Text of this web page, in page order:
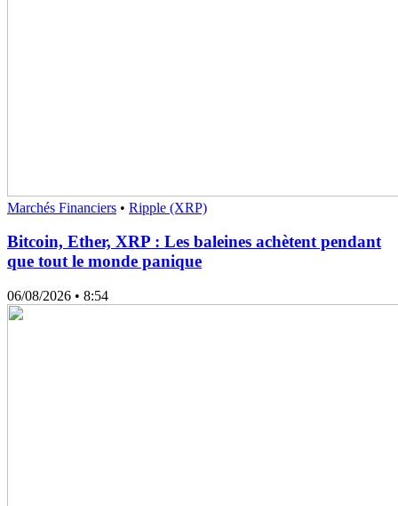
Marchés Financiers • Ripple (XRP)
Bitcoin, Ether, XRP : Les baleines achètent pendant
que tout le monde panique
06/08/2026 • 8:54